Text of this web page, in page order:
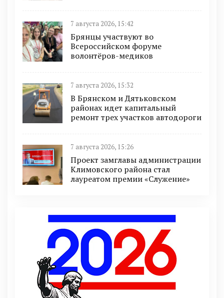
7 августа 2026, 15:42
Брянцы участвуют во
Всероссийском форуме
волонтёров-медиков
7 августа 2026, 15:32
В Брянском и Дятьковском
районах идет капитальный
ремонт трех участков автодороги
7 августа 2026, 15:26
Проект замглавы администрации
Климовского района стал
лауреатом премии «Служение»